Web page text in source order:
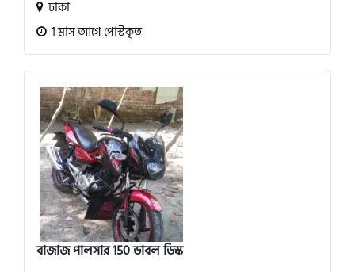
ঢাকা
1 মাস আগে পোস্টকৃত
বাজাজ পালসার 150 ডাবল ডিস্ক